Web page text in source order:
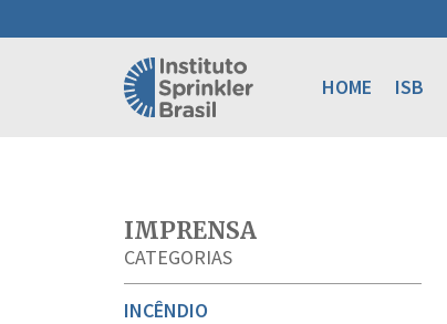
HOME ISB
IMPRENSA
CATEGORIAS
INCÊNDIO